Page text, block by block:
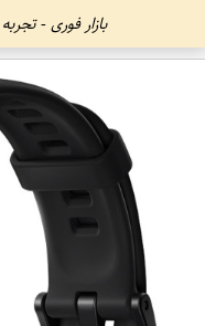
بازار فوری -